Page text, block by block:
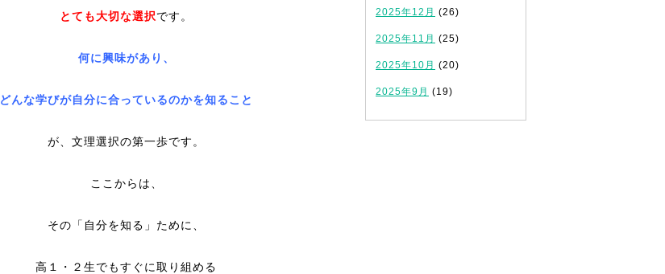
とても大切な選択です。
何に興味があり、
どんな学びが自分に合っているのかを知ること
が、文理選択の第一歩です。
ここからは、
その「自分を知る」ために、
高１・２生でもすぐに取り組める
2025年12月 (26)
2025年11月 (25)
2025年10月 (20)
2025年9月 (19)